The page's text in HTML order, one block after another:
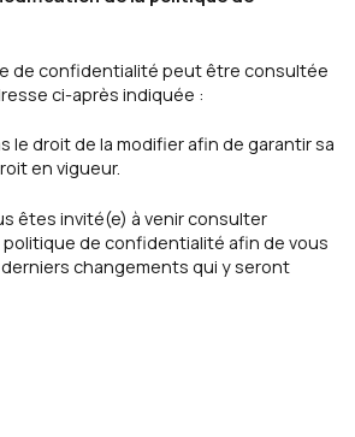
de confidentialité peut être consultée
ci-après indiquée :
le droit de la modifier afin de garantir sa
en vigueur.
êtes invité(e) à venir consulter
de confidentialité afin de vous
changements qui y seront